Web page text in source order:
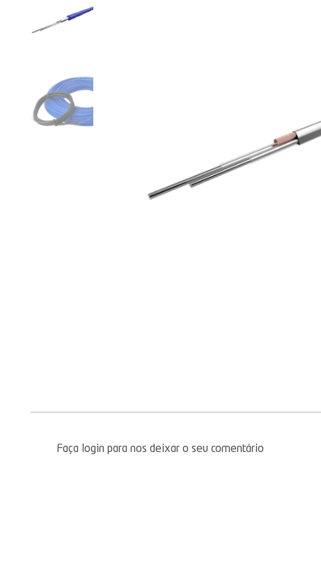
Faça login para nos deixar o seu comentário